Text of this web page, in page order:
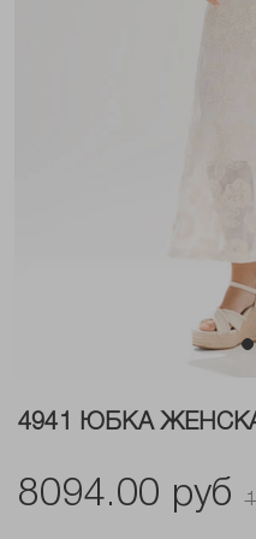
4941 ЮБКА
8094.00 руб